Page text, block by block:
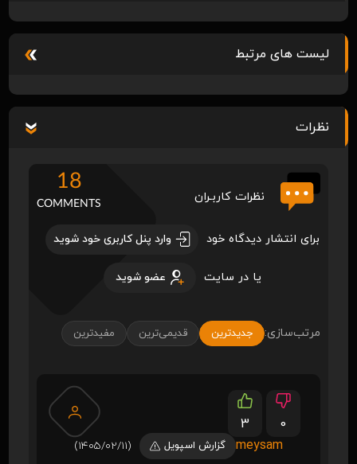
لیست های مرتبط
نظرات
نظرات کاربـران
18
COMMENTS
برای انتشار دیدگاه خود وارد پنل کاربری خود شوید
یا در سایت عضو شوید
مرتب‌سازی: جدیدترین قدیمی‌ترین مفیدترین
3
0
meysam
گزارش اسپویل (1405/02/11)